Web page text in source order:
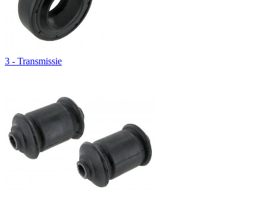
3 - Transmissie